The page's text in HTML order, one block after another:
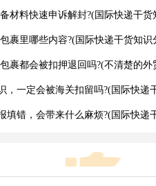
材料快速申诉解封?(国际快递干货
裹里哪些内容?(国际快递干货知识
裹都会被扣押退回吗?(不清楚的外
，一定会被海关扣留吗?(国际快递
填错，会带来什么麻烦?(国际快递